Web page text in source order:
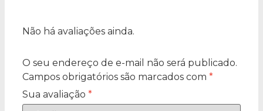
Não há avaliações ainda.
O seu endereço de e-mail não será publicado.
Campos obrigatórios são marcados com *
Sua avaliação *